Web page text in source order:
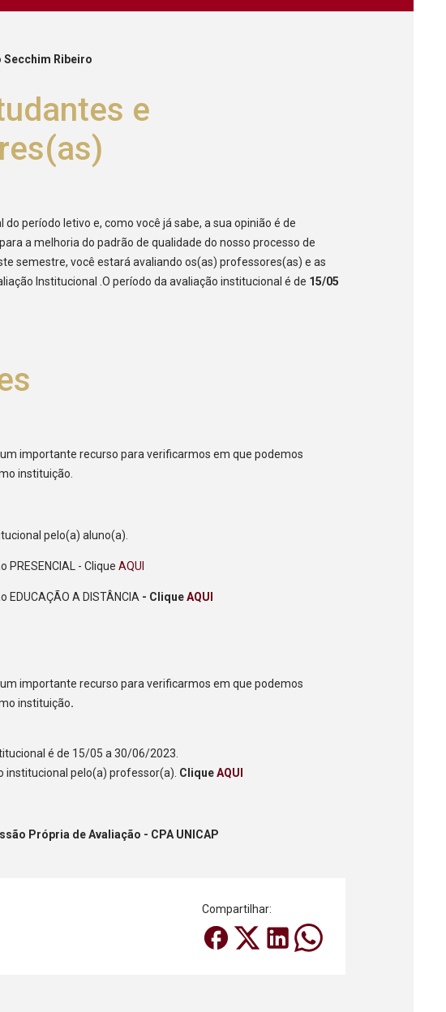
Secchim Ribeiro
e
do período letivo e, como você já sabe, a sua opinião é de
a melhoria do padrão de qualidade do nosso processo de
semestre, você estará avaliando os(as) professores(as) e as
Institucional .O período da avaliação institucional é de 15/05
importante recurso para verificarmos em que podemos
instituição.
pelo(a) aluno(a).
PRESENCIAL - CliqueAQUI
EDUCAÇÃO A DISTÂNCIA - CliqueAQUI
importante recurso para verificarmos em que podemos
instituição.
é de 15/05 a 30/06/2023.
institucional pelo(a) professor(a). CliqueAQUI
de Avaliação - CPA UNICAP
Compartilhar: